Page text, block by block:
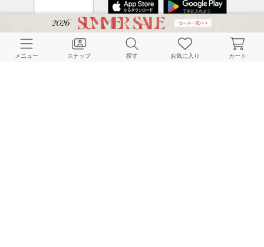
CUSTOMER SERVICE
メニュー スナップ 探す お気に入り カート